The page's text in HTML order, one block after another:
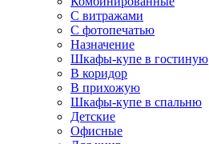
С витражами
С фотопечатью
Назначение
Шкафы-купе в гостиную
В коридор
В прихожую
Шкафы-купе в спальню
Детские
Офисные